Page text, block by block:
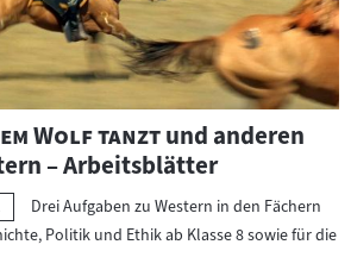
Wolf tanzt"
und anderen
– Arbeitsblätter
Drei Aufgaben zu Western in den Fächern
Politik und Ethik ab Klasse 8 sowie für die